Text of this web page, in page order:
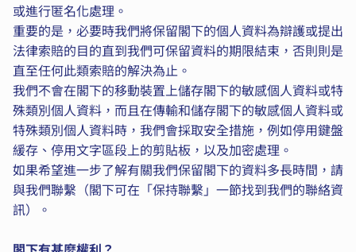
或進行匿名化處理。
重要的是，必要時我們將保留閣下的個人資料為辯護或提出
法律索賠的目的直到我們可保留資料的期限結束，否則則是
直至任何此類索賠的解決為止。
我們不會在閣下的移動裝置上儲存閣下的敏感個人資料或特
殊類別個人資料，而且在傳輸和儲存閣下的敏感個人資料或
特殊類別個人資料時，我們會採取安全措施，例如停用鍵盤
緩存、停用文字區段上的剪貼板，以及加密處理。
如果希望進一步了解有關我們保留閣下的資料多長時間，請
與我們聯繫（閣下可在「保持聯繫」一節找到我們的聯絡資
訊）。